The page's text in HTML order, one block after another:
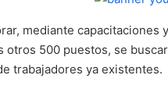
mediante
otros 500 puestos, se
trabajadores ya existentes.